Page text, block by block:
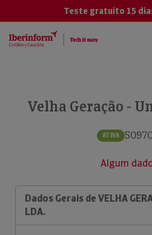
Teste gratuito 15
Velha Geração -
ATIVA
Algum
Dados Gerais de VELHA
LDA.